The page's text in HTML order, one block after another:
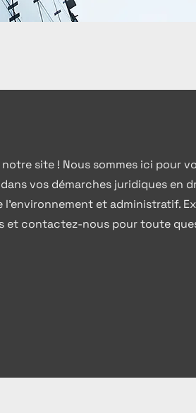
site ! Nous sommes ici pour
vos démarches juridiques en
l'environnement et administratif.
et contactez-nous pour toute